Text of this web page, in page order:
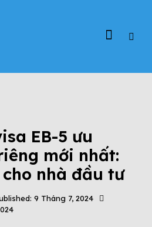
EB-5 ưu
mới nhất:
nhà đầu tư
9 Tháng 7, 2024